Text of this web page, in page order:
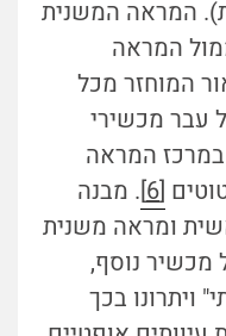
המראה המשנית
המראה
המוחזר מכל
עבר מכשירי
המראה
[6] . מבנה
ומראה משנית
מכשיר נוסף,
ויתרונו בכך